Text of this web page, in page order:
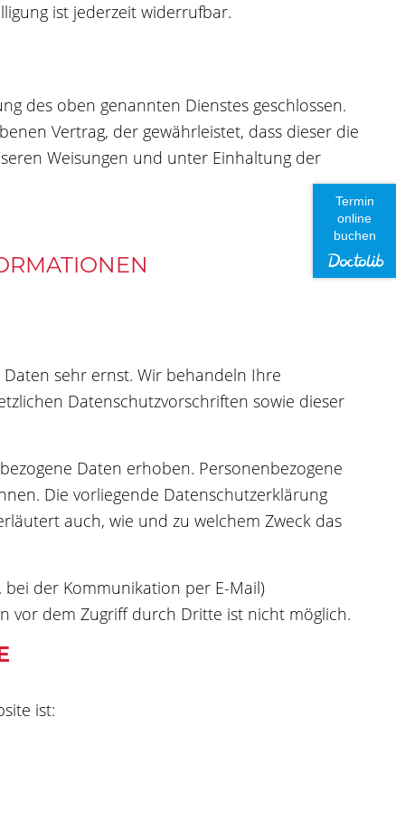
Termin
online
buchen
ist jederzeit widerrufbar.
des oben genannten Dienstes geschlossen.
Vertrag, der gewährleistet, dass dieser die
Weisungen und unter Einhaltung der
sehr ernst. Wir behandeln Ihre
Datenschutzvorschriften sowie dieser
Daten erhoben. Personenbezogene
Die vorliegende Datenschutzerklärung
auch, wie und zu welchem Zweck das
der Kommunikation per E-Mail)
vor dem Zugriff durch Dritte ist nicht möglich.
ist: